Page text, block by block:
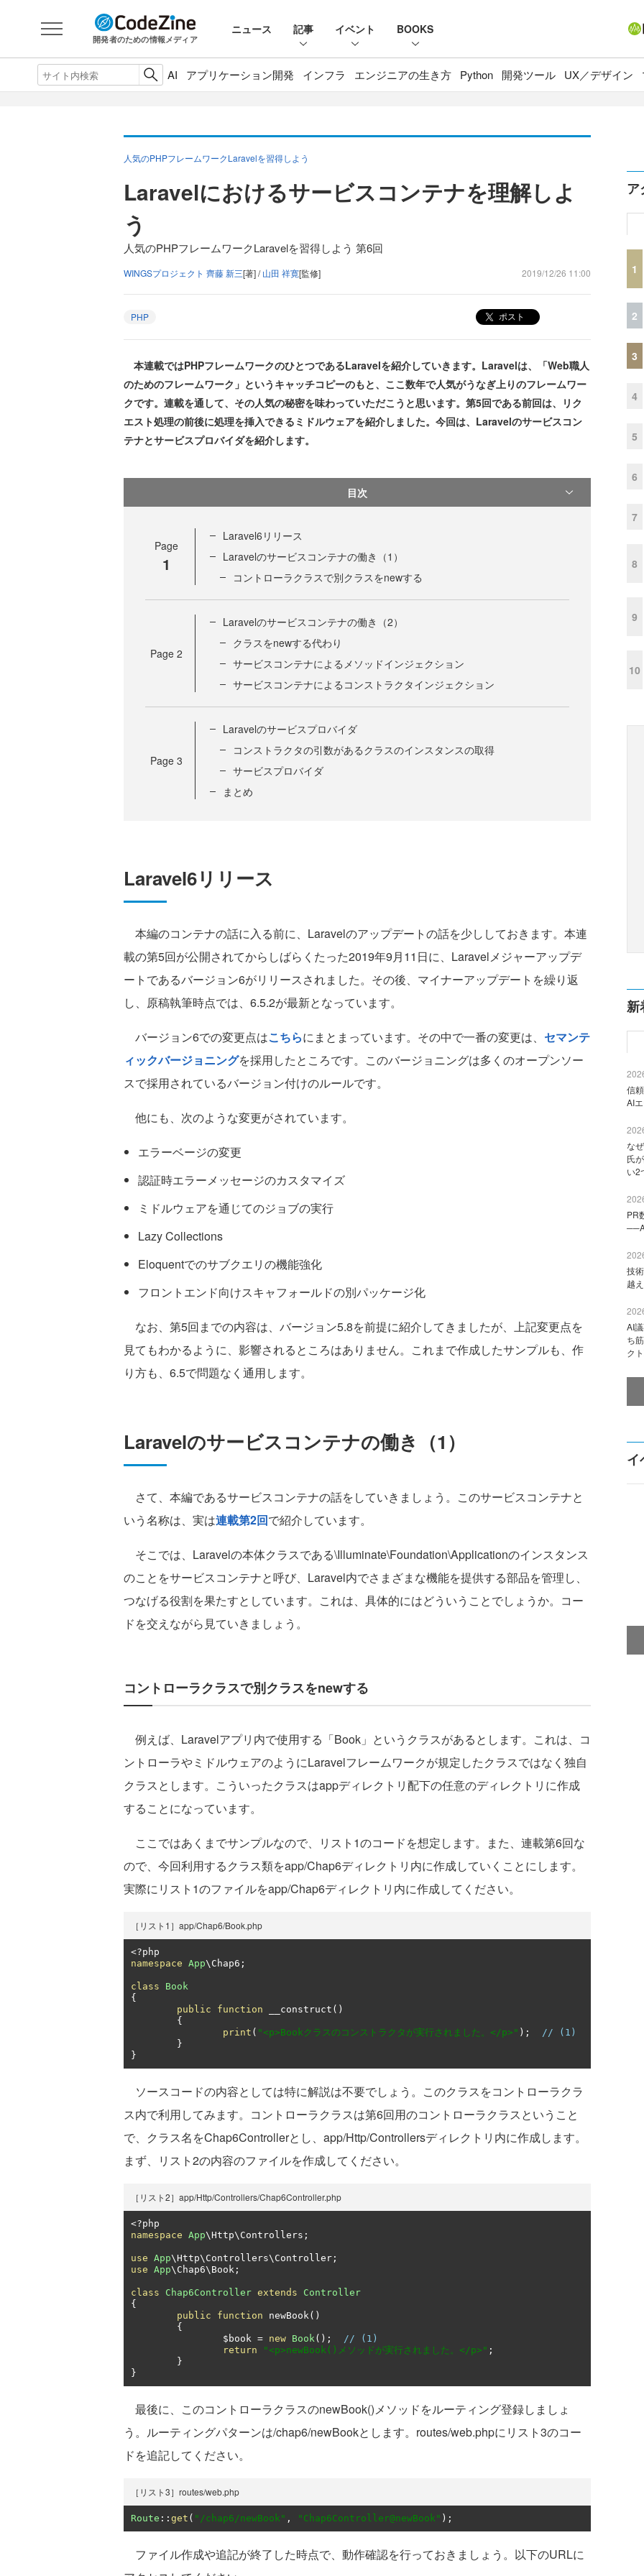
開発者のための情報メディア
ニュース 記事 イベント BOOKS
AI アプリケーション開発 インフラ エンジニアの生き方 Python 開発ツール UX／デザイン
人気のPHPフレームワークLaravelを習得しよう
Laravelにおけるサービスコンテナを理解しよ
う
人気のPHPフレームワークLaravelを習得しよう 第6回
WINGSプロジェクト 齊藤 新三[著] /山田 祥寛[監修] 2019/12/26 11:00
PHP ポスト
本連載ではPHPフレームワークのひとつであるLaravelを紹介していきます。Laravelは、「Web職人
のためのフレームワーク」というキャッチコピーのもと、ここ数年で人気がうなぎ上りのフレームワー
クです。連載を通して、その人気の秘密を味わっていただこうと思います。第5回である前回は、リク
エスト処理の前後に処理を挿入できるミドルウェアを紹介しました。今回は、Laravelのサービスコン
テナとサービスプロバイダを紹介します。
目次
Page
1
Laravel6リリース
Laravelのサービスコンテナの働き（1）
コントローラクラスで別クラスをnewする
Page 2
Laravelのサービスコンテナの働き（2）
クラスをnewする代わり
サービスコンテナによるメソッドインジェクション
サービスコンテナによるコンストラクタインジェクション
Page 3
Laravelのサービスプロバイダ
コンストラクタの引数があるクラスのインスタンスの取得
サービスプロバイダ
まとめ
Laravel6リリース
本編のコンテナの話に入る前に、Laravelのアップデートの話を少ししておきます。本連
載の第5回が公開されてからしばらくたった2019年9月11日に、Laravelメジャーアップデ
ートであるバージョン6がリリースされました。その後、マイナーアップデートを繰り返
し、原稿執筆時点では、6.5.2が最新となっています。
バージョン6での変更点はこちらにまとまっています。その中で一番の変更は、 セマンテ
ィックバージョニングを採用したところです。このバージョニングは多くのオープンソー
スで採用されているバージョン付けのルールです。
他にも、次のような変更がされています。
エラーベージの変更
認証時エラーメッセージのカスタマイズ
ミドルウェアを通じてのジョブの実行
Lazy Collections
Eloquentでのサブクエリの機能強化
フロントエンド向けスキャフォールドの別パッケージ化
なお、第5回までの内容は、バージョン5.8を前提に紹介してきましたが、上記変更点を
見てもわかるように、影響されるところはありません。これまで作成したサンプルも、作
り方も、6.5で問題なく通用します。
Laravelのサービスコンテナの働き（1）
さて、本編であるサービスコンテナの話をしていきましょう。このサービスコンテナと
いう名称は、実は連載第2回で紹介しています。
そこでは、Laravelの本体クラスである\Illuminate\Foundation\Applicationのインスタンス
のことをサービスコンテナと呼び、Laravel内でさまざまな機能を提供する部品を管理し、
つなげる役割を果たすとしています。これは、具体的にはどういうことでしょうか。コー
ドを交えながら見ていきましょう。
コントローラクラスで別クラスをnewする
例えば、Laravelアプリ内で使用する「Book」というクラスがあるとします。これは、コ
ントローラやミドルウェアのようにLaravelフレームワークが規定したクラスではなく独自
クラスとします。こういったクラスはappディレクトリ配下の任意のディレクトリに作成
することになっています。
ここではあくまでサンプルなので、リスト1のコードを想定します。また、連載第6回な
ので、今回利用するクラス類をapp/Chap6ディレクトリ内に作成していくことにします。
実際にリスト1のファイルをapp/Chap6ディレクトリ内に作成してください。
［リスト1］app/Chap6/Book.php
<?
namespace App\Chap6 ;
class
Book
{
public
function __construct ()
{
print ( "<p>Bookクラスのコンストラクタが実行されました。</p>" );
// (1)
}
}
ソースコードの内容としては特に解説は不要でしょう。このクラスをコントローラクラ
ス内で利用してみます。コントローラクラスは第6回用のコントローラクラスということ
で、クラス名をChap6Controllerとし、app/Http/Controllersディレクトリ内に作成します。
まず、リスト2の内容のファイルを作成してください。
［リスト2］app/Http/Controllers/Chap6Controller.php
<?
namespace App\Http\Controllers ;
use App\Http\Controllers\Controller ;
use App\Chap6\Book ;
class Chap6Controller extends
Controller
{
public
function newBook()
{
		$book
= new Book();
// (1)
return
"<p>newBook()メソッドが実行されました。</p>" ;
}
}
最後に、このコントローラクラスのnewBook()メソッドをルーティング登録しましょ
う。ルーティングパターンは/chap6/newBookとします。routes/web.phpにリスト3のコー
ドを追記してください。
［リスト3］routes/web.php
Route :: get ( "/chap6/newBook" , "Chap6Controller@newBook" );
ファイル作成や追記が終了した時点で、動作確認を行っておきましょう。以下のURLに
ア
1
2
3
4
5
6
7
8
9
10
新
信
AI
な
氏
い2
PR
技
越
AI
ち
ク
イ